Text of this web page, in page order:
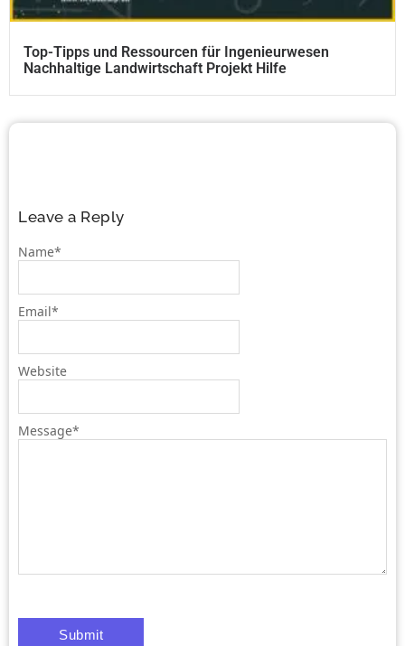
Top-Tipps und Ressourcen für Ingenieurwesen
Nachhaltige Landwirtschaft Projekt Hilfe
Leave a Reply
Message*
Name*
Email*
Website